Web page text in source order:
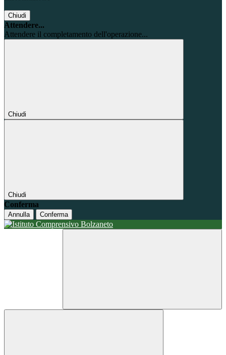
Chiudi
Attendere...
Attendere il completamento dell'operazione...
Chiudi
Chiudi
Conferma
Annulla Conferma